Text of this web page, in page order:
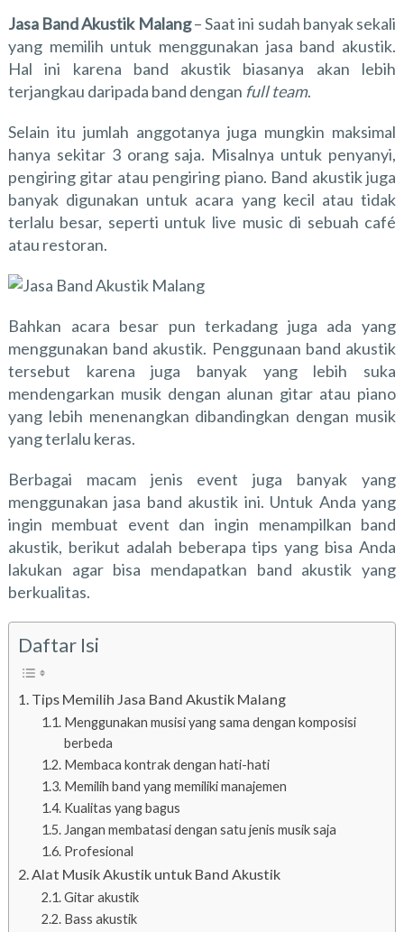
Jasa Band Akustik Malang– Saat ini sudah banyak sekali
yang memilih untuk menggunakan jasa band akustik.
Hal ini karena band akustik biasanya akan lebih
terjangkau daripada band dengan full team.
Selain itu jumlah anggotanya juga mungkin maksimal
hanya sekitar 3 orang saja. Misalnya untuk penyanyi,
pengiring gitar atau pengiring piano. Band akustik juga
banyak digunakan untuk acara yang kecil atau tidak
terlalu besar, seperti untuk live music di sebuah café
atau restoran.
Bahkan acara besar pun terkadang juga ada yang
menggunakan band akustik. Penggunaan band akustik
tersebut karena juga banyak yang lebih suka
mendengarkan musik dengan alunan gitar atau piano
yang lebih menenangkan dibandingkan dengan musik
yang terlalu keras.
Berbagai macam jenis event juga banyak yang
menggunakan jasa band akustik ini. Untuk Anda yang
ingin membuat event dan ingin menampilkan band
akustik, berikut adalah beberapa tips yang bisa Anda
lakukan agar bisa mendapatkan band akustik yang
berkualitas.
Daftar Isi
Tips Memilih Jasa Band Akustik Malang
Menggunakan musisi yang sama dengan komposisi
berbeda
Membaca kontrak dengan hati-hati
Memilih band yang memiliki manajemen
Kualitas yang bagus
Jangan membatasi dengan satu jenis musik saja
Profesional
Alat Musik Akustik untuk Band Akustik
Gitar akustik
Bass akustik